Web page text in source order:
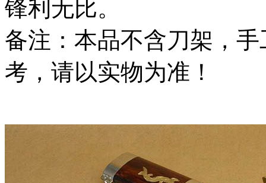
锋利无比。
备注：本品不含刀架，
考，请以实物为准！